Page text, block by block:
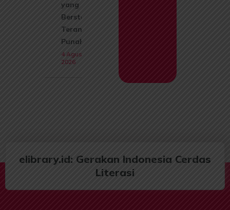
yang Kini
Berstatus
Terancam
Punah
4 Agustus
2026
elibrary.id: Gerakan Indonesia Cerdas
Literasi